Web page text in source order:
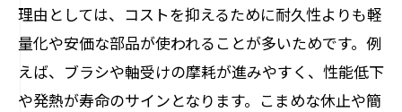
理由としては、コストを抑えるために耐久性よりも軽
量化や安価な部品が使われることが多いためです。例
えば、ブラシや軸受けの摩耗が進みやすく、性能低下
や発熱が寿命のサインとなります。こまめな休止や簡